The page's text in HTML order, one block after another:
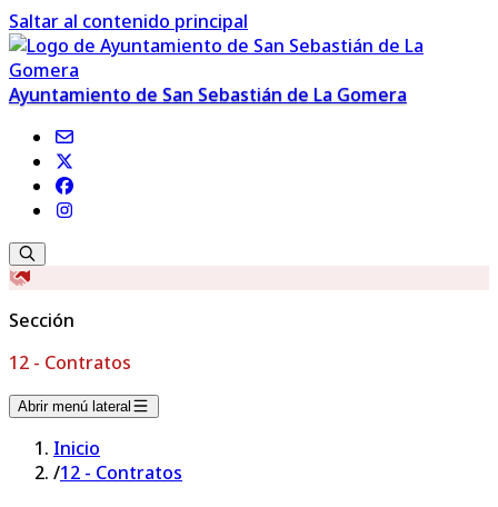
Saltar al contenido principal
Ayuntamiento de San Sebastián de La Gomera
Sección
12 - Contratos
Abrir menú lateral
Inicio
/12 - Contratos